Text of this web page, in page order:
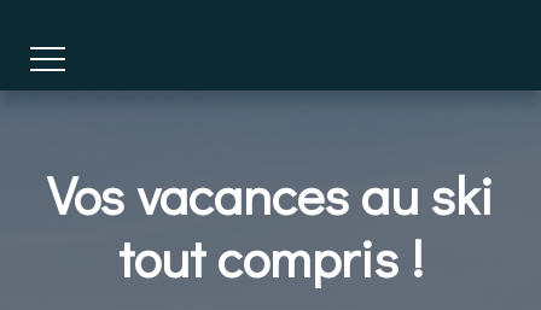
Vos vacances au ski
tout compris !